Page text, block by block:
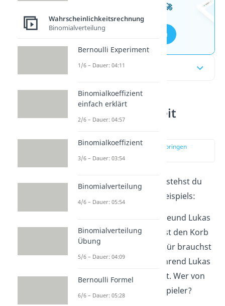
kostenlosen Aufgaben 🚀
Aufgaben entdecken
Inhaltsübersicht
Relative Häufigkeit
einfach erklärt
zur Stelle im Video springen
(00:12)
Dierelative Häufigkeit
verstehst du
am besten anhand eines Beispiels:
Stell dir vor, du und dein Freund Lukas
spielen Basketball. Du triffst den Korb
Mal, Lukas nur
Mal. Dafür brauchst
du ganze40Versuche, während Lukas
nur20Anläufe benötigt hat. Wer von
euch ist jetzt der bessere Spieler?
Wahrscheinlichkeitsrechnung
Binomialverteilung
Bernoulli Experiment
1/6 – Dauer: 04:11
Binomialkoeffizient
einfach erklärt
2/6 – Dauer: 04:57
Binomialkoeffizient
3/6 – Dauer: 03:54
Binomialverteilung
4/6 – Dauer: 05:54
Binomialverteilung
Übung
5/6 – Dauer: 04:09
Bernoulli Formel
6/6 – Dauer: 05:28